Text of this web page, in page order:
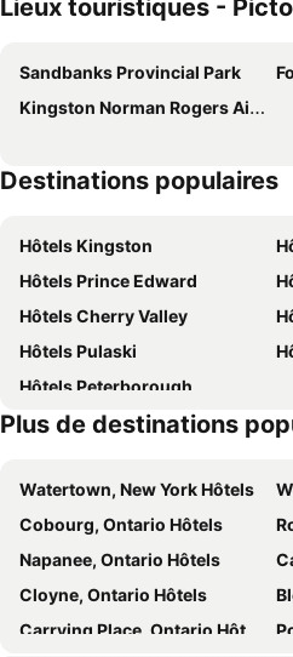
The Bloomfield Inn
Drake Motor Inn
Lieux touristiques -
Sandbanks Provincial Park
Kingston Norman Rogers Airport
Destinations populaires
Hôtels Kingston
Hôtels Prince Edward
Hôtels Cherry Valley
Hôtels Pulaski
Hôtels Peterborough
Plus de destinations
Watertown, New York Hôtels
Cobourg, Ontario Hôtels
Napanee, Ontario Hôtels
Cloyne, Ontario Hôtels
Carrying Place, Ontario Hôtels